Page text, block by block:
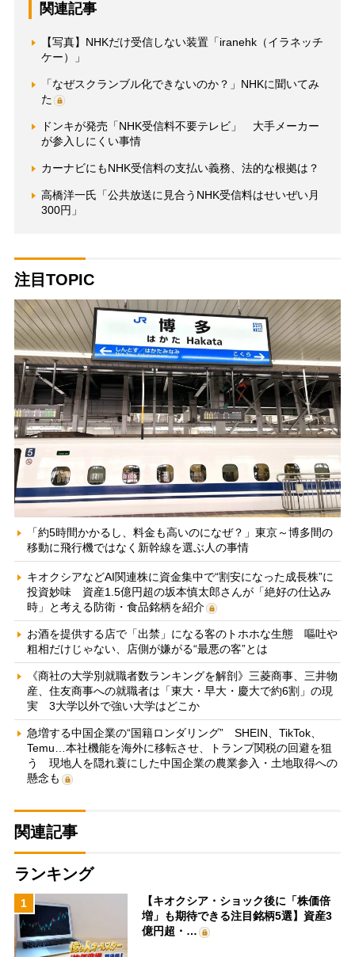
関連記事
【写真】NHKだけ受信しない装置「iranehk（イラネッチ
ケー）」
「なぜスクランブル化できないのか？」NHKに聞いてみ
た
ドンキが発売「NHK受信料不要テレビ」 大手メーカー
が参入しにくい事情
カーナビにもNHK受信料の支払い義務、法的な根拠は？
高橋洋一氏「公共放送に見合うNHK受信料はせいぜい月
300円」
注目TOPIC
「約5時間かかるし、料金も高いのになぜ？」東京～博多間の
移動に飛行機ではなく新幹線を選ぶ人の事情
キオクシアなどAI関連株に資金集中で“割安になった成長株”に
投資妙味 資産1.5億円超の坂本慎太郎さんが「絶好の仕込み
時」と考える防衛・食品銘柄を紹介
お酒を提供する店で「出禁」になる客のトホホな生態 嘔吐や
粗相だけじゃない、店側が嫌がる“最悪の客”とは
《商社の大学別就職者数ランキングを解剖》三菱商事、三井物
産、住友商事への就職者は「東大・早大・慶大で約6割」の現
実 3大学以外で強い大学はどこか
急増する中国企業の“国籍ロンダリング” SHEIN、TikTok、
Temu…本社機能を海外に移転させ、トランプ関税の回避を狙
う 現地人を隠れ蓑にした中国企業の農業参入・土地取得への
懸念も
関連記事
ランキング
1
【キオクシア・ショック後に「株価倍
増」も期待できる注目銘柄5選】資産3
億円超・…